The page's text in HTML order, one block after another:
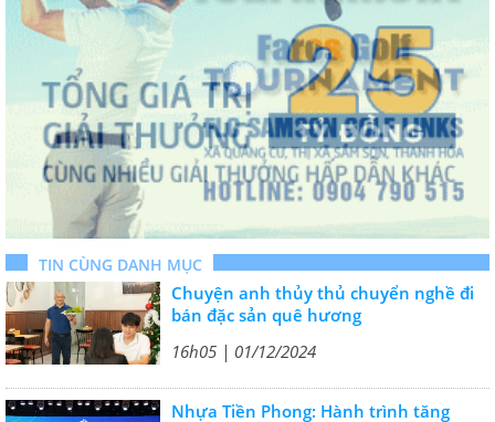
TIN CÙNG DANH MỤC
Chuyện anh thủy thủ chuyển nghề đi
bán đặc sản quê hương
16h05 | 01/12/2024
Nhựa Tiền Phong: Hành trình tăng